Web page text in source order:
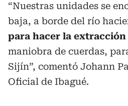
“Nuestras unidades se
baja, a borde del río
para hacer la
maniobra de cuerdas,
Sijín”, comentó Johann
Oficial de Ibagué.